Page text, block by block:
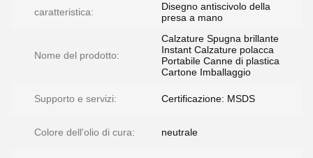
caratteristica:
Disegno antiscivolo della
presa a mano
Nome del prodotto:
Calzature Spugna brillante
Instant Calzature polacca
Portabile Canne di plastica
Cartone Imballaggio
Supporto e servizi: Certificazione: MSDS
Colore dell'olio di cura: neutrale